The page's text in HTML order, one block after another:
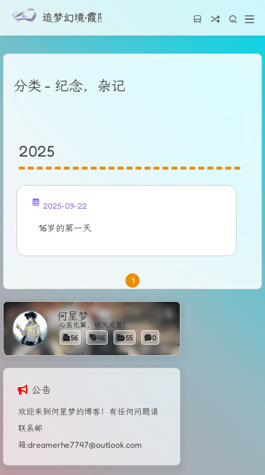
追梦幻境·霞阴云之都
分类 - 纪念，杂记
2025
2025-09-22
16岁的第一天
1
何星梦
心茧化翼，破风追星！
56
46 55 0
公告
欢迎来到何星梦的博客！有任何问题请
联系邮
箱:dreamerhe7747@outlook.com